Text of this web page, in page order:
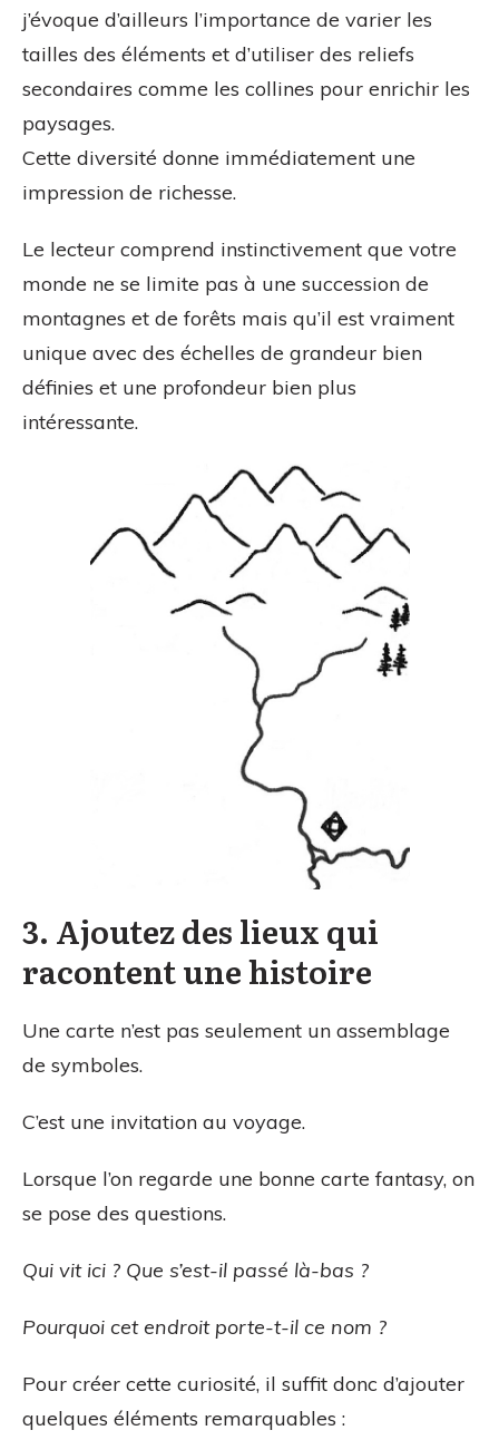
j’évoque d’ailleurs l’importance de varier les
tailles des éléments et d’utiliser des reliefs
secondaires comme les collines pour enrichir les
paysages.
Cette diversité donne immédiatement une
impression de richesse.
Le lecteur comprend instinctivement que votre
monde ne se limite pas à une succession de
montagnes et de forêts mais qu’il est vraiment
unique avec des échelles de grandeur bien
définies et une profondeur bien plus
intéressante.
3. Ajoutez des lieux qui
racontent une histoire
Une carte n’est pas seulement un assemblage
de symboles.
C’est une invitation au voyage.
Lorsque l’on regarde une bonne carte fantasy, on
se pose des questions.
Qui vit ici ? Que s’est-il passé là-bas ?
Pourquoi cet endroit porte-t-il ce nom ?
Pour créer cette curiosité, il suffit donc d’ajouter
quelques éléments remarquables :